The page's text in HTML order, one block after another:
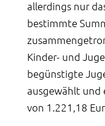
allerdings nur
bestimmte
Kinder- und
begünstigte
ausgewählt und
von 1.221,18